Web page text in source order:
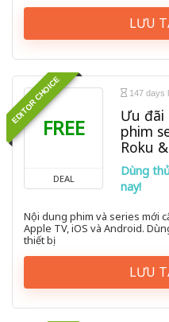
LƯU
EDITOR CHOICE
FREE
DEAL
147 days
Ưu đãi
phim
Roku
Dùng
nay!
Nội dung phim và series mới
Apple TV, iOS và Android.
thiết bị
LƯU